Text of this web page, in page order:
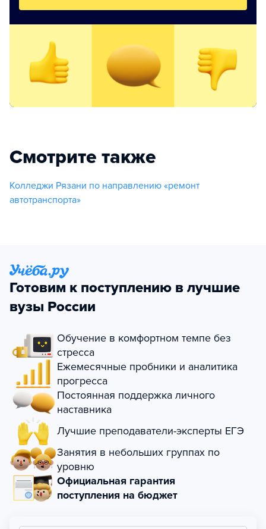
Смотрите также
Колледжи Рязани по направлению «ремонт
автотранспорта»
Готовим к поступлению в лучшие
вузы России
Обучение в комфортном темпе без
стресса
Ежемесячные пробники и аналитика
прогресса
Постоянная поддержка личного
наставника
Лучшие преподаватели-эксперты ЕГЭ
Занятия в небольших группах по
уровню
Официальная гарантия
поступления на бюджет